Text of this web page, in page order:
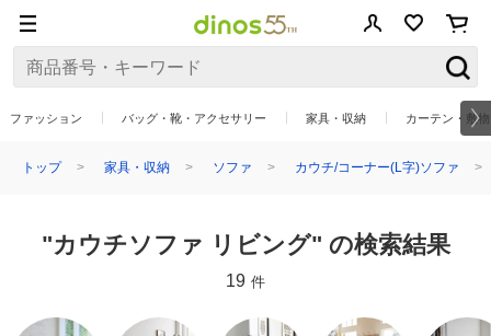
ファッション バッグ・靴・アクセサリー 家具・収納 カーテン・敷
トップ 家具・収納 ソファ カウチ/コーナー(L字)ソファ
"カウチソファ リビング" の検索結果
19 件